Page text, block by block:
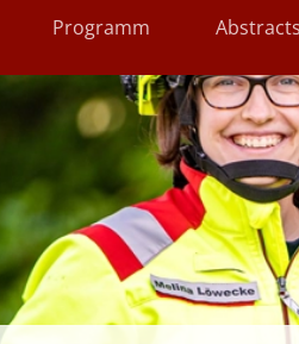
Programm Abstracts